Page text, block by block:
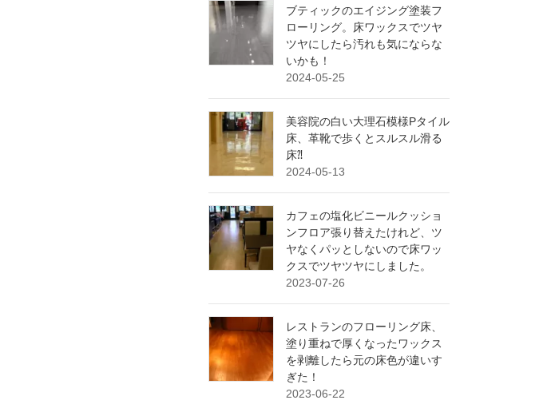
ブティックのエイジング塗装フ
ローリング。床ワックスでツヤ
ツヤにしたら汚れも気にならな
いかも！
2024-05-25
美容院の白い大理石模様Pタイル
床、革靴で歩くとスルスル滑る
床⁈
2024-05-13
カフェの塩化ビニールクッショ
ンフロア張り替えたけれど、ツ
ヤなくパッとしないので床ワッ
クスでツヤツヤにしました。
2023-07-26
レストランのフローリング床、
塗り重ねで厚くなったワックス
を剥離したら元の床色が違いす
ぎた！
2023-06-22